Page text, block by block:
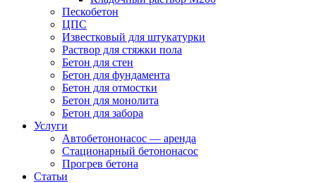
Пескобетон
ЦПС
Известковый для штукатурки
Раствор для стяжки пола
Бетон для стен
Бетон для фундамента
Бетон для отмостки
Бетон для монолита
Бетон для забора
Услуги
Автобетононасос — аренда
Стационарный бетононасос
Прогрев бетона
Статьи